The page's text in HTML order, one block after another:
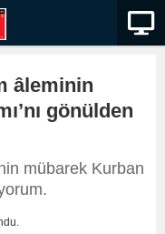
âleminin
gönülden
mübarek Kurban